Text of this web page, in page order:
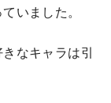
いました。
なキャラは引